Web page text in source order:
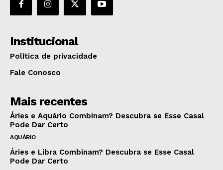
Institucional
Política de privacidade
Fale Conosco
Mais recentes
Áries e Aquário Combinam? Descubra se Esse Casal
Pode Dar Certo
AQUÁRIO
Áries e Libra Combinam? Descubra se Esse Casal
Pode Dar Certo